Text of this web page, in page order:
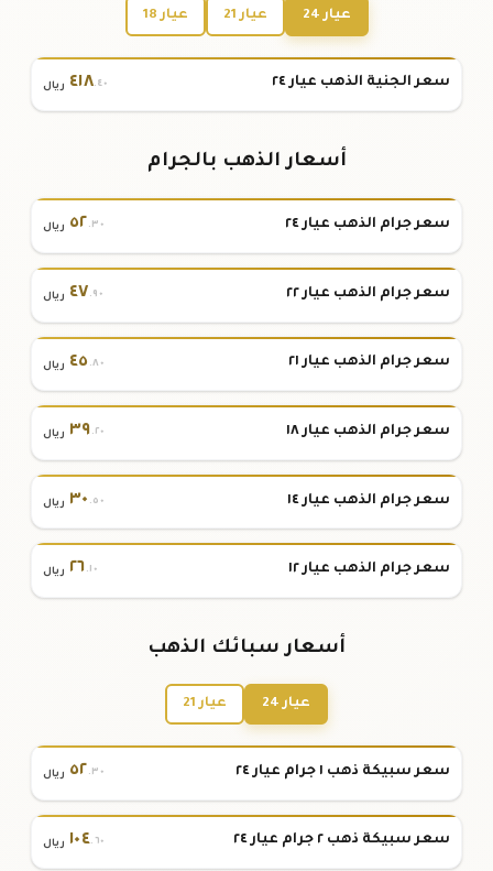
عيار 24 عيار 21 عيار 18
سعر الجنية الذهب عيار ٢٤ ٤١٨.٤٠ ريال
أسعار الذهب بالجرام
سعر جرام الذهب عيار ٢٤ ٥٢.٣٠ ريال
سعر جرام الذهب عيار ٢٢ ٤٧.٩٠ ريال
سعر جرام الذهب عيار ٢١ ٤٥ .٨٠ ريال
سعر جرام الذهب عيار ١٨ ٣٩.٢٠ ريال
سعر جرام الذهب عيار ١٤ ٣٠ .٥٠ ريال
سعر جرام الذهب عيار ١٢ ٢٦.١٠ ريال
أسعار سبائك الذهب
عيار 24 عيار 21
سعر سبيكة ذهب ١ جرام عيار ٢٤ ٥٢.٣٠ ريال
سعر سبيكة ذهب ٢ جرام عيار ٢٤ ١٠٤.٦٠ ريال